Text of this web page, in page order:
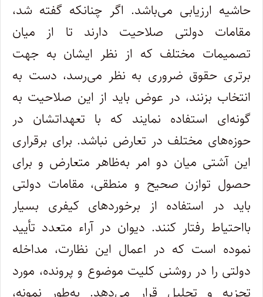
حاشیه ارزیابی میباشد. اگر چنانکه گفته شد،
مقامات دولتی صلاحیت دارند تا از میان
تصمیمات مختلف که از نظر ایشان به جهت
برتری حقوق ضروری به نظر میرسد، دست به
انتخاب بزنند، در عوض باید از این صلاحیت به
گونهای استفاده نمایند که با تعهداتشان در
حوزههای مختلف در تعارض نباشد. برای برقراری
این آشتی میان دو امر بهظاهر متعارض و برای
حصول توازن صحیح و منطقی، مقامات دولتی
باید در استفاده از برخوردهای کیفری بسیار
بااحتیاط رفتار کنند. دیوان در آراء متعدد تأیید
نموده است که در اعمال این نظارت، مداخله
دولتی را در روشنی کلیت موضوع و پرونده، مورد
تجزیه و تحلیل قرار میدهد. بهطور نمونه،